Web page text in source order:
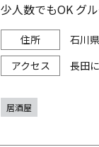
少人数でもOK グ
石川
長田
居酒屋